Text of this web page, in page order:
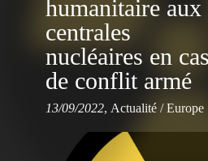
humanitaire aux
centrales
nucléaires en cas
de conflit armé
13/09/2022, Actualité /Europe